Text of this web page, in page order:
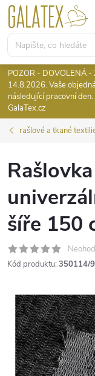
Přejít
obsah
POZOR - DOVOLENÁ
14.8.2026. Vaše
následující pracovní
GalaTex.cz
rašlové a tkané
šíře 150
Kód produktu: 350114/